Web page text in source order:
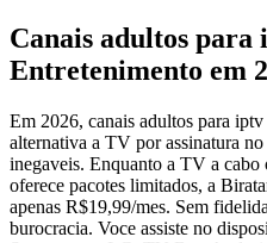
Canais adultos para
Entretenimento em
Em 2026, canais adultos para
alternativa a TV por assinatura
inegaveis. Enquanto a TV a
oferece pacotes limitados, a
apenas R$19,99/mes. Sem
burocracia. Voce assiste no